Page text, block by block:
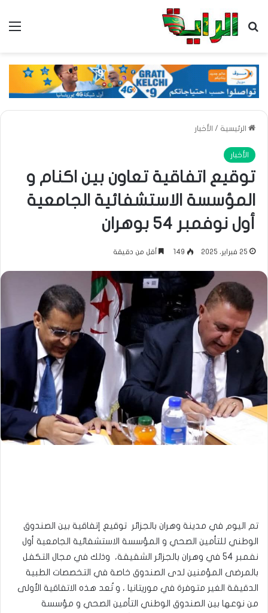
بحث عن
الرئيسية / الأخبار
الأخبار
توقيع اتفاقية تعاون بين اكنام و
المؤسسة الاستشفائية الجامعية
أول نوفمبر 54 بوهران
25 فبراير، 2025 149 أقل من دقيقة
تم اليوم في مدينة وهران بالجزائر توقيع إتفاقية بين الصندوق
الوطني للتأمين الصحي و المؤسسة الاستشفائية الجامعية أول
نفمبر 54 في وهران بالجزائر الشقيقة، وذلك في مجال التكفل
بالمرضى المؤمنين لدى الصندوق خاصة في التخصصات الطبية
الدقيقة الغير متوفرة في موريتانيا ، و تُعد هذه الاتفاقية الأولى
من نوعها بين الصندوق الوطني التأمين الصحي و مؤسسة